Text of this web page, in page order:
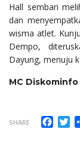
Hall sembari
dan
wisma atlet.
Dempo,
Dayung, menuju
MC
SHARE